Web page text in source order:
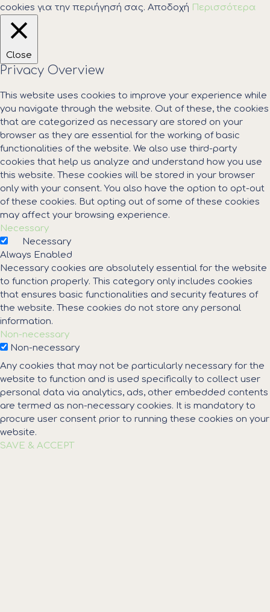
cookies για την περιήγησή σας. Αποδοχή Περισσότερα
Close
Privacy Overview
This website uses cookies to improve your experience while
you navigate through the website. Out of these, the cookies
that are categorized as necessary are stored on your
browser as they are essential for the working of basic
functionalities of the website. We also use third-party
cookies that help us analyze and understand how you use
this website. These cookies will be stored in your browser
only with your consent. You also have the option to opt-out
of these cookies. But opting out of some of these cookies
may affect your browsing experience.
Necessary
Necessary
Always Enabled
Necessary cookies are absolutely essential for the website
to function properly. This category only includes cookies
that ensures basic functionalities and security features of
the website. These cookies do not store any personal
information.
Non-necessary
Non-necessary
Any cookies that may not be particularly necessary for the
website to function and is used specifically to collect user
personal data via analytics, ads, other embedded contents
are termed as non-necessary cookies. It is mandatory to
procure user consent prior to running these cookies on your
website.
SAVE & ACCEPT